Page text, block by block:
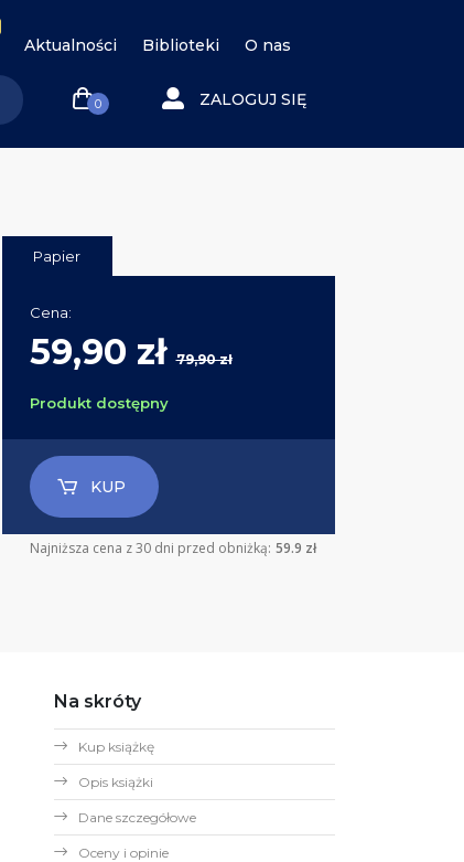
Aktualności Biblioteki O nas
0 ZALOGUJ SIĘ
Papier
Cena:
59,90 zł79,90 zł
Produkt dostępny
KUP
Najniższa cena z 30 dni przed obniżką: 59.9 zł
Na skróty
Kup książkę
Opis książki
Dane szczegółowe
Oceny i opinie